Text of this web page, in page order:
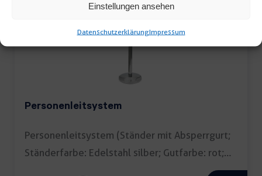
Einstellungen ansehen
DatenschutzerklärungImpressum
Personenleitsystem
Personenleitsystem (Ständer mit Absperrgurt;
Ständerfarbe: Edelstahl silber; Gutfarbe: rot;